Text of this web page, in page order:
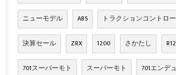
ニューモデル ABS トラクションコントロ
決算セール ZRX 1200 さかたし
701スーパーモト スーパーモト 701エンデ